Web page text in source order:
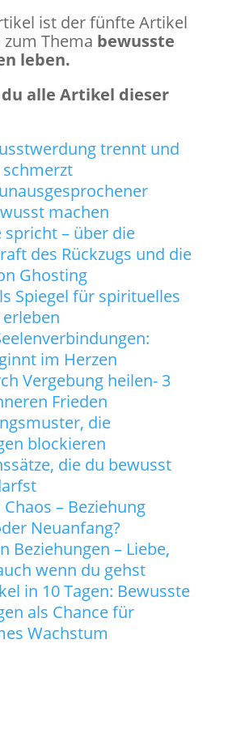
ist der fünfte Artikel
Thema bewusste
leben.
alle Artikel dieser
trennt und
machen
spricht – über die
des Rückzugs und die
Ghosting
Spiegel für spirituelles
im Herzen
Vergebung heilen- 3
Frieden
die
blockieren
die du bewusst
– Beziehung
Neuanfang?
Beziehungen – Liebe,
wenn du gehst
in 10 Tagen: Bewusste
als Chance für
Wachstum